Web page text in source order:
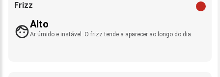
Frizz
Alto
Ar úmido e instável. O frizz tende a aparecer ao longo do dia.